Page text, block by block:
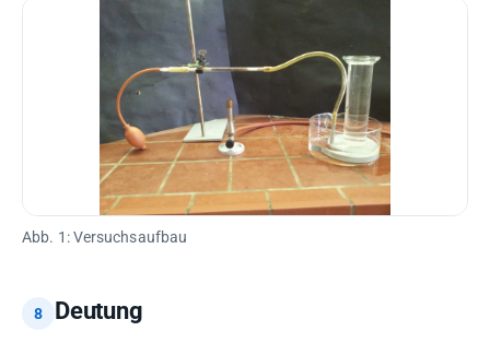
Abb. 1: Versuchsaufbau
Deutung